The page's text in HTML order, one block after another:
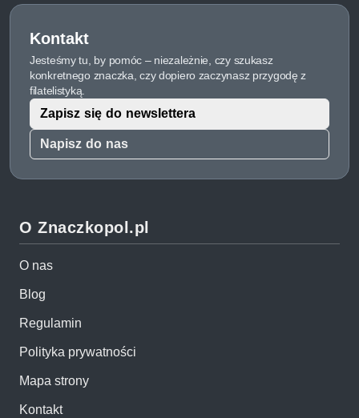
Kontakt
Jesteśmy tu, by pomóc – niezależnie, czy szukasz
konkretnego znaczka, czy dopiero zaczynasz przygodę z
filatelistyką.
Napisz do nas
Zapisz się do newslettera
O Znaczkopol.pl
O nas
Blog
Regulamin
Polityka prywatności
Mapa strony
Kontakt